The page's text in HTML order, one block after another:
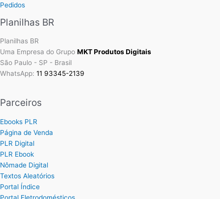
Pedidos
Planilhas BR
Planilhas BR
Uma Empresa do Grupo MKT Produtos Digitais
São Paulo - SP - Brasil
WhatsApp: 11 93345-2139
Parceiros
Ebooks PLR
Página de Venda
PLR Digital
PLR Ebook
Nômade Digital
Textos Aleatórios
Portal Índice
Portal Eletrodomésticos